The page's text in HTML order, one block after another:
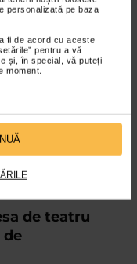
personalizată pe baza
fi de acord cu aceste
pentru a vă
și, în special, vă puteți
moment.
de teatru
de